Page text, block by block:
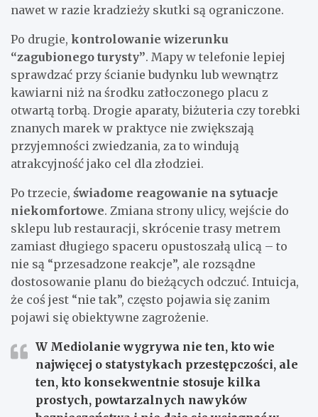
nawet w razie kradzieży skutki są ograniczone.
Po drugie, kontrolowanie wizerunku
“zagubionego turysty”. Mapy w telefonie lepiej
sprawdzać przy ścianie budynku lub wewnątrz
kawiarni niż na środku zatłoczonego placu z
otwartą torbą. Drogie aparaty, biżuteria czy torebki
znanych marek w praktyce nie zwiększają
przyjemności zwiedzania, za to windują
atrakcyjność jako cel dla złodziei.
Po trzecie, świadome reagowanie na sytuacje
niekomfortowe. Zmiana strony ulicy, wejście do
sklepu lub restauracji, skrócenie trasy metrem
zamiast długiego spaceru opustoszałą ulicą – to
nie są “przesadzone reakcje”, ale rozsądne
dostosowanie planu do bieżących odczuć. Intuicja,
że coś jest “nie tak”, często pojawia się zanim
pojawi się obiektywne zagrożenie.
W Mediolanie wygrywa nie ten, kto wie
najwięcej o statystykach przestępczości, ale
ten, kto konsekwentnie stosuje kilka
prostych, powtarzalnych nawyków